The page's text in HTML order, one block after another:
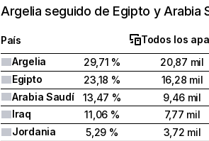
Argelia seguido de Egipto y Arabia
País
Todos los
Argelia
29,71 %
20,87 mil
Egipto
23,18 %
16,28 mil
Arabia Saudí
13,47 %
9,46 mil
Iraq
11,06 %
7,77 mil
Jordania
5,29 % 3,72 mil